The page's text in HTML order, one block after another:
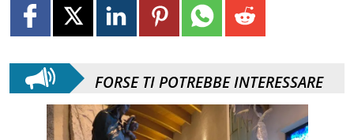
FORSE TI POTREBBE INTERESSARE